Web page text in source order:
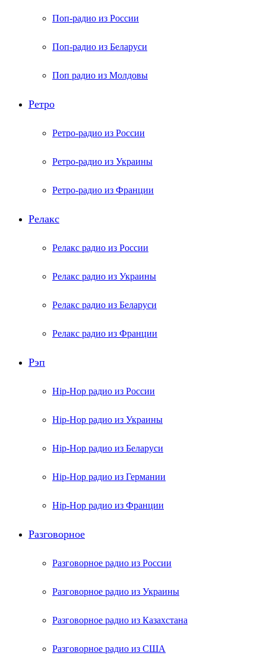
Поп-радио из России
Поп-радио из Беларуси
Поп радио из Молдовы
Ретро
Ретро-радио из России
Ретро-радио из Украины
Ретро-радио из Франции
Релакс
Релакс радио из России
Релакс радио из Украины
Релакс радио из Беларуси
Релакс радио из Франции
Рэп
Hip-Hop радио из России
Hip-Hop радио из Украины
Hip-Hop радио из Беларуси
Hip-Hop радио из Германии
Hip-Hop радио из Франции
Разговорное
Разговорное радио из России
Разговорное радио из Украины
Разговорное радио из Казахстана
Разговорное радио из США